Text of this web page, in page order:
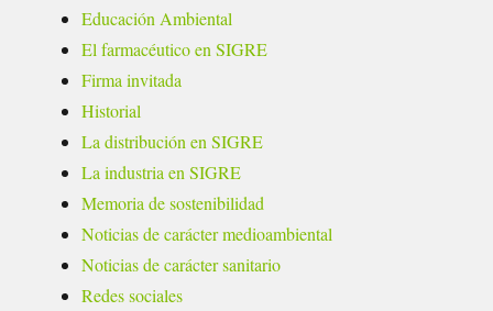
Educación Ambiental
El farmacéutico en SIGRE
Firma invitada
Historial
La distribución en SIGRE
La industria en SIGRE
Memoria de sostenibilidad
Noticias de carácter medioambiental
Noticias de carácter sanitario
Redes sociales